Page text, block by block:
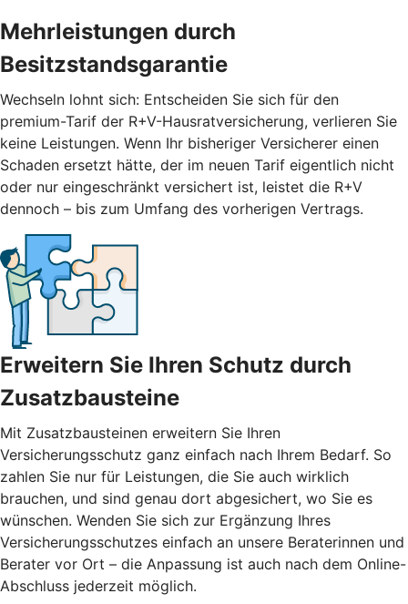
Mehrleistungen durch
Besitzstandsgarantie
Wechseln lohnt sich: Entscheiden Sie sich für den
premium-Tarif der R+V-Hausratversicherung, verlieren Sie
keine Leistungen. Wenn Ihr bisheriger Versicherer einen
Schaden ersetzt hätte, der im neuen Tarif eigentlich nicht
oder nur eingeschränkt versichert ist, leistet die R+V
dennoch – bis zum Umfang des vorherigen Vertrags.
Erweitern Sie Ihren Schutz durch
Zusatzbausteine
Mit Zusatzbausteinen erweitern Sie Ihren
Versicherungsschutz ganz einfach nach Ihrem Bedarf. So
zahlen Sie nur für Leistungen, die Sie auch wirklich
brauchen, und sind genau dort abgesichert, wo Sie es
wünschen. Wenden Sie sich zur Ergänzung Ihres
Versicherungsschutzes einfach an unsere Beraterinnen und
Berater vor Ort – die Anpassung ist auch nach dem Online-
Abschluss jederzeit möglich.